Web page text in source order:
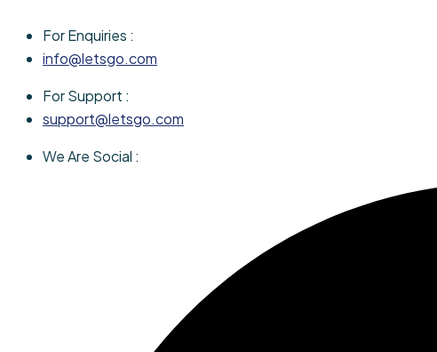
For Enquiries :
info@letsgo.com
For Support :
support@letsgo.com
We Are Social :